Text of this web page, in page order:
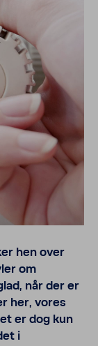
hen over
om
når der er
her, vores
er dog kun
i